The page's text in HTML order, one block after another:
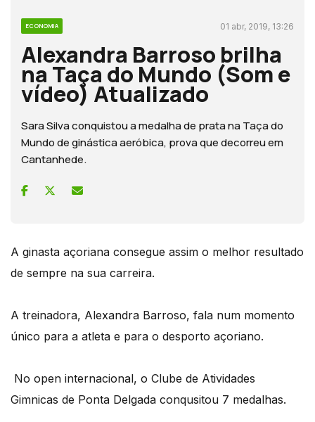
ECONOMIA 01 abr, 2019, 13:26
Alexandra Barroso brilha
na Taça do Mundo (Som e
vídeo) Atualizado
Sara Silva conquistou a medalha de prata na Taça do
Mundo de ginástica aeróbica, prova que decorreu em
Cantanhede.
A ginasta açoriana consegue assim o melhor resultado
de sempre na sua carreira.
A treinadora, Alexandra Barroso, fala num momento
único para a atleta e para o desporto açoriano.
No open internacional, o Clube de Atividades
Gimnicas de Ponta Delgada conqusitou 7 medalhas.